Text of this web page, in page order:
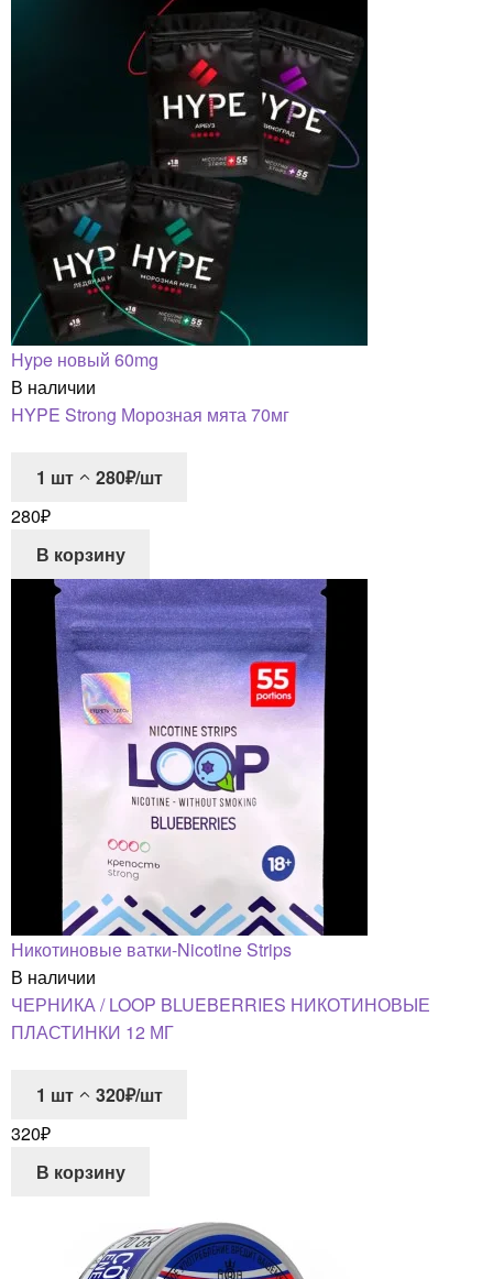
Hype новый 60mg
В наличии
HYPE Strong Морозная мята 70мг
1 шт
280₽/шт
280₽
В корзину
Никотиновые ватки-Nicotine Strips
В наличии
ЧЕРНИКА / LOOP BLUEBERRIES НИКОТИНОВЫЕ
ПЛАСТИНКИ 12 МГ
1 шт
320₽/шт
320₽
В корзину